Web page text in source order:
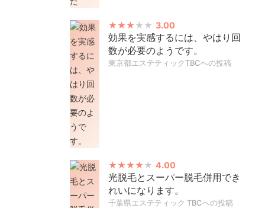
3.00
効果を実感するには、やはり回
数が必要のようです。
東京都エステティックTBCへの投稿
4.00
光脱毛とスーパー脱毛併用でき
れいになります。
千葉県エステティック TBCへの投稿